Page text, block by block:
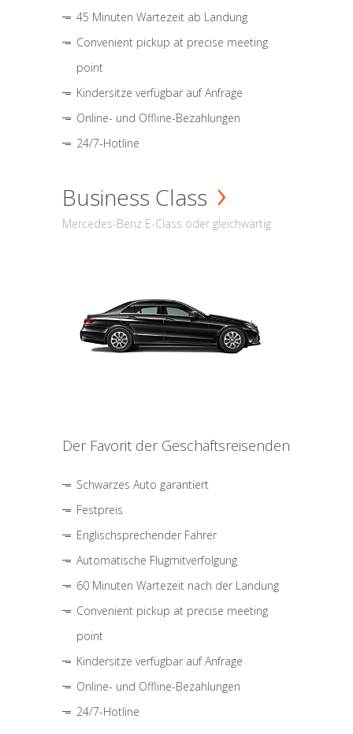
45 Minuten Wartezeit ab Landung
Convenient pickup at precise meeting
point
Kindersitze verfügbar auf Anfrage
Online- und Offline-Bezahlungen
24/7-Hotline
Business Class
Mercedes-Benz E-Class oder gleichwärtig
Der Favorit der Geschäftsreisenden
Schwarzes Auto garantiert
Festpreis
Englischsprechender Fahrer
Automatische Flugmitverfolgung
60 Minuten Wartezeit nach der Landung
Convenient pickup at precise meeting
point
Kindersitze verfügbar auf Anfrage
Online- und Offline-Bezahlungen
24/7-Hotline